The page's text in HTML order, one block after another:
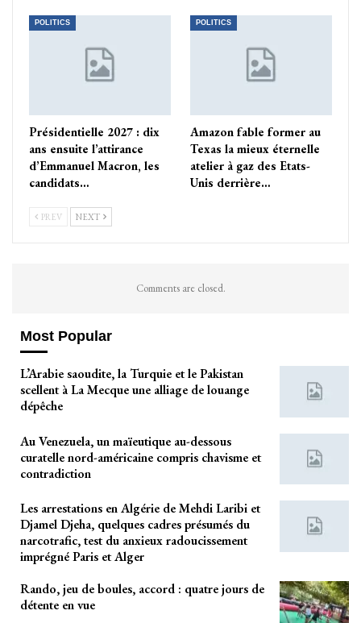
POLITICS
Présidentielle 2027 : dix
ans ensuite l’attirance
d’Emmanuel Macron, les
candidats…
POLITICS
Amazon fable former au
Texas la mieux éternelle
atelier à gaz des Etats-
Unis derrière…
PREV NEXT
Comments are closed.
Most Popular
L’Arabie saoudite, la Turquie et le Pakistan
scellent à La Mecque une alliage de louange
dépêche
Au Venezuela, un maïeutique au-dessous
curatelle nord-américaine compris chavisme et
contradiction
Les arrestations en Algérie de Mehdi Laribi et
Djamel Djeha, quelques cadres présumés du
narcotrafic, test du anxieux radoucissement
imprégné Paris et Alger
Rando, jeu de boules, accord : quatre jours de
détente en vue